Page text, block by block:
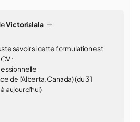
Victorialala
savoir si cette formulation est
:
de l'Alberta, Canada) (du 31
aujourd'hui)